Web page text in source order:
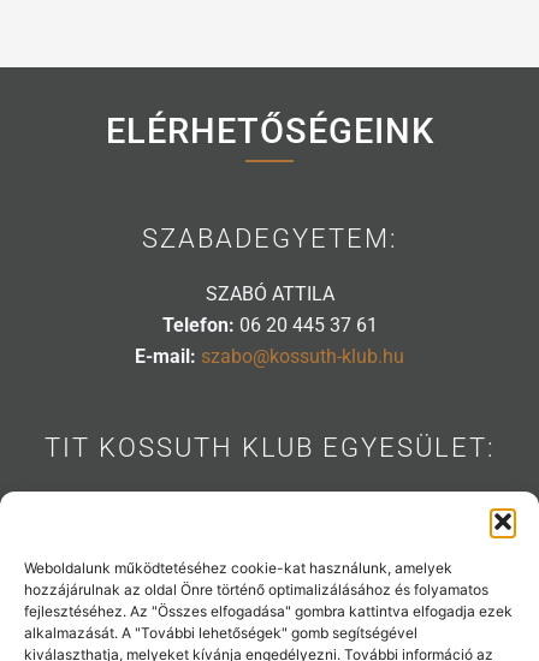
Weboldalunk működtetéséhez cookie-kat használunk, amelyek
hozzájárulnak az oldal Önre történő optimalizálásához és folyamatos
fejlesztéséhez. Az "Összes elfogadása" gombra kattintva elfogadja ezek
alkalmazását. A "További lehetőségek" gomb segítségével
kiválaszthatja, melyeket kívánja engedélyezni. További információ az
ELÉRHETŐSÉGEINK
SZABADEGYETEM:
SZABÓ ATTILA
Telefon: 06 20 445 37 61
E-mail: szabo@kossuth-klub.hu
TIT KOSSUTH KLUB EGYESÜLET:
E-mail: info@kossuth-klub.hu